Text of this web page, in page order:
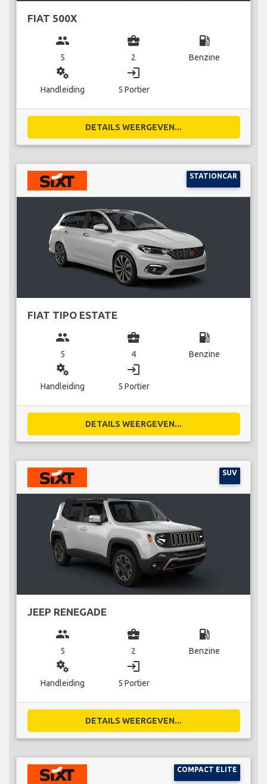
FIAT 500X
group
5
business_center
2
local_gas_station
Benzine
miscellaneous_services
Handleiding
login
5 Portier
DETAILS WEERGEVEN...
STATIONCAR
FIAT TIPO ESTATE
group
5
business_center
4
local_gas_station
Benzine
miscellaneous_services
Handleiding
login
5 Portier
DETAILS WEERGEVEN...
SUV
JEEP RENEGADE
group
5
business_center
2
local_gas_station
Benzine
miscellaneous_services
Handleiding
login
5 Portier
DETAILS WEERGEVEN...
COMPACT ELITE